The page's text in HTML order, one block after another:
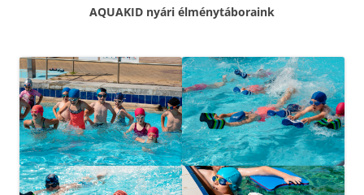
AQUAKID nyári élménytáboraink